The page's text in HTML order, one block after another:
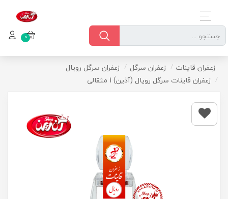
0
زعفران قاینات زعفران سرگل
زعفران سرگل رویال
زعفران قاینات سرگل رویال (آذین) 1 مثقالی